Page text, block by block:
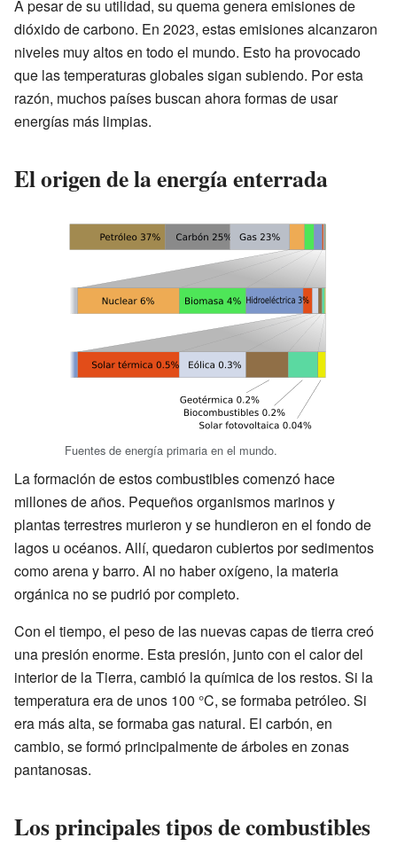
A pesar de su utilidad, su quema genera emisiones de
dióxido de carbono. En 2023, estas emisiones alcanzaron
niveles muy altos en todo el mundo. Esto ha provocado
que las temperaturas globales sigan subiendo. Por esta
razón, muchos países buscan ahora formas de usar
energías más limpias.
El origen de la energía enterrada
Fuentes de energía primaria en el mundo.
La formación de estos combustibles comenzó hace
millones de años. Pequeños organismos marinos y
plantas terrestres murieron y se hundieron en el fondo de
lagos u océanos. Allí, quedaron cubiertos por sedimentos
como arena y barro. Al no haber oxígeno, la materia
orgánica no se pudrió por completo.
Con el tiempo, el peso de las nuevas capas de tierra creó
una presión enorme. Esta presión, junto con el calor del
interior de la Tierra, cambió la química de los restos. Si la
temperatura era de unos 100 °C, se formaba petróleo. Si
era más alta, se formaba gas natural. El carbón, en
cambio, se formó principalmente de árboles en zonas
pantanosas.
Los principales tipos de combustibles